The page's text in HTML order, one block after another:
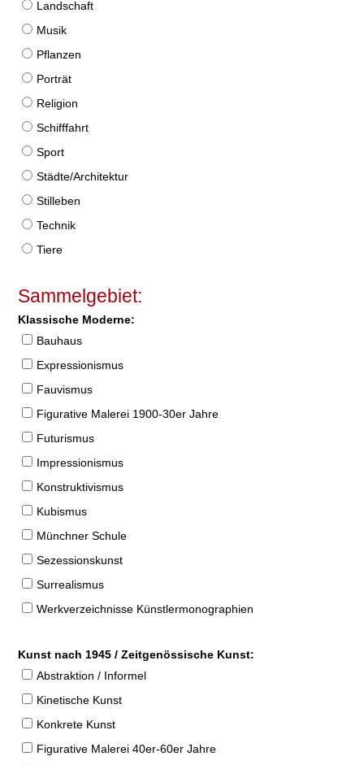
Landschaft
Musik
Pflanzen
Porträt
Religion
Schifffahrt
Sport
Städte/Architektur
Stilleben
Technik
Tiere
Sammelgebiet:
Klassische Moderne:
Bauhaus
Expressionismus
Fauvismus
Figurative Malerei 1900-30er Jahre
Futurismus
Impressionismus
Konstruktivismus
Kubismus
Münchner Schule
Sezessionskunst
Surrealismus
Werkverzeichnisse Künstlermonographien
Kunst nach 1945 / Zeitgenössische Kunst:
Abstraktion / Informel
Kinetische Kunst
Konkrete Kunst
Figurative Malerei 40er-60er Jahre